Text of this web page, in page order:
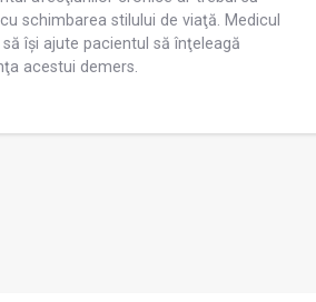
schimbarea stilului de viaţă. Medicul
își ajute pacientul să înţeleagă
acestui demers.